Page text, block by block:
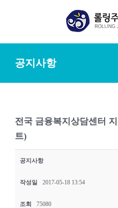
공지사항
전국 금융복지상담센터 지
트)
공지사항
작성일 2017-05-18 13:54
조회 75080